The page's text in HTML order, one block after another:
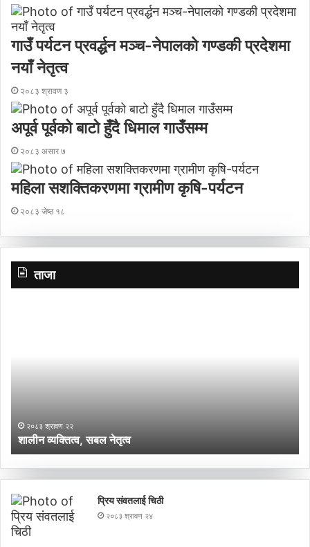
गाउँ पर्यटन प्रवर्द्धन मञ्च-नेपालकाे गण्डकी प्रदेशमा
नयाँ नेतृत्व
२०८३ श्रावण ३
अपूर्व पूर्वको बाटो हुँदै धिमाल गाउँसम्म
२०८३ असार ७
महिला सशक्तिकरणमा ग्रामीण कृषि-पर्यटन
२०८३ जेष्ठ १८
ताजा
ल
तृ
त्व
२०८३ श्रावण २२
शालीन व्यक्तित्व, सबल नेतृत्व
ब
प्रिय संवतलाई चिठी
२०८३ श्रावण २४